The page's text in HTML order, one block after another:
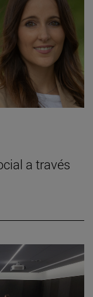
a través